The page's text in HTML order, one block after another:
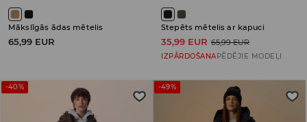
Mākslīgās ādas mētelis
65,99 EUR
Stepēts mētelis ar kapuci
35,99 EUR 65,99 EUR
IZPĀRDOŠANAPĒDĒJIE MODEĻI
-40% -49%